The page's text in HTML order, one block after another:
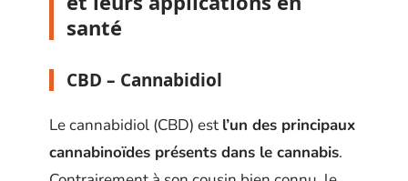
santé
CBD – Cannabidiol
Le cannabidiol (CBD) est l’un des principaux
cannabinoïdes présents dans le cannabis.